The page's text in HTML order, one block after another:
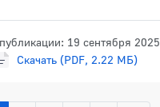
19 сентября 2025
Скачать (PDF, 2.22 МБ)